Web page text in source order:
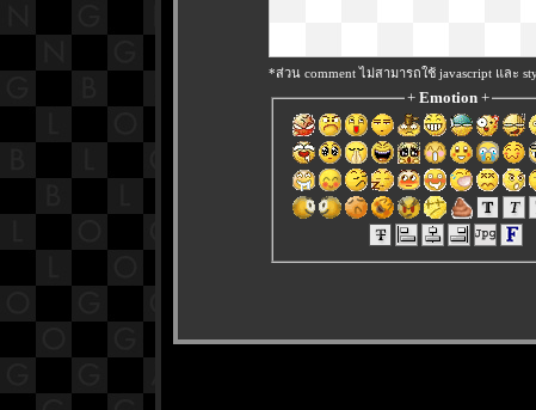
*ส่วน comment ไม่สามารถใช้ javascript และ
+ Emotion+